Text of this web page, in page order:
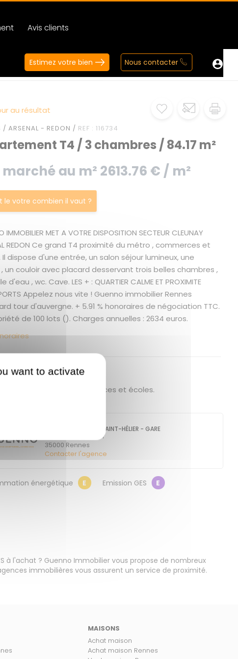
Avis clients
Estimez votre bien Nous contacter
au résultat
/ ARSENAL - REDON / REF : 116734
T4 / 3 chambres / 84.17 m²
au m² 2613.76 € / m²
le votre combien il vaut ?
IMMOBILIER MET A VOTRE DISPOSITION SECTEUR CLEUNAY
REDON Ce grand T4 proximité du métro , commerces et
dispose d'une entrée, un salon séjour lumineux, une
un couloir avec placard desservant trois belles chambres ,
d'eau , wc. Cave. LES + : QUARTIER CALME ET PROXIMITE
Appelez nous vite ! Guenno immobilier Rennes
tour d'auvergne. + 5.91 % honoraires de négociation TTC.
de 100 lots (). Charges annuelles : 2634 euros.
du bien
metro cleunay - commerces et écoles.
GUENNO - GUENNO SAINT-HÉLIER - GARE
44 rue Saint-Hélier
35000 Rennes
Contacter l'agence
énergétique E Emission GES E
à l'achat ? Guenno Immobilier vous propose de nombreux
immobilières vous assurent un service de proximité.
MAISONS
Achat maison
Achat maison Rennes
want to activate